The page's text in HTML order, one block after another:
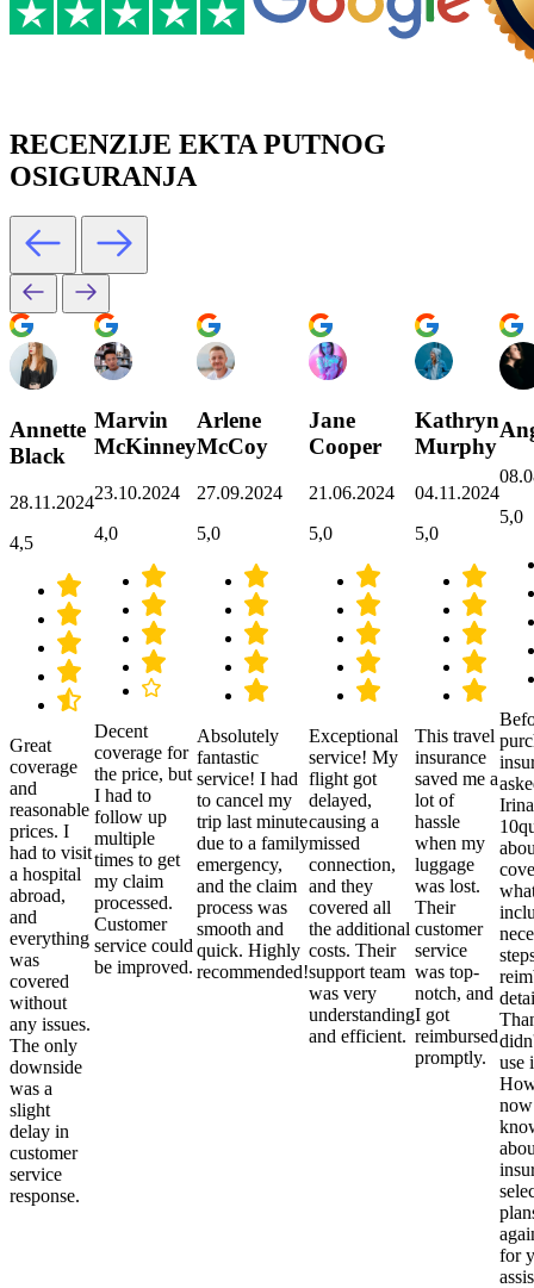
RECENZIJE EKTA PUTNOG
OSIGURANJA
Annette
Black
28.11.2024
4,5
Great
coverage
and
reasonable
prices. I
had to visit
a hospital
abroad,
and
everything
was
covered
without
any issues.
The only
downside
was a
slight
delay in
customer
service
response.
Marvin
McKinney
23.10.2024
4,0
Decent
coverage for
the price, but
I had to
follow up
multiple
times to get
my claim
processed.
Customer
service could
be improved.
Arlene
McCoy
27.09.2024
5,0
Absolutely
fantastic
service! I had
to cancel my
trip last minute
due to a family
emergency,
and the claim
process was
smooth and
quick. Highly
recommended!
Jane
Cooper
21.06.2024
5,0
Exceptional
service! My
flight got
delayed,
causing a
missed
connection,
and they
covered all
the additional
costs. Their
support team
was very
understanding
and efficient.
Kathryn
Murphy
04.11.2024
5,0
This travel
insurance
saved me a
lot of
hassle
when my
luggage
was lost.
Their
customer
service
was top-
notch, and
I got
reimbursed
promptly.
5,0
use
for